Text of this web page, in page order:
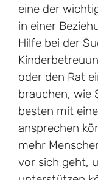
eine der
in einer
Hilfe bei der
oder den Rat
brauchen, wie
besten mit
ansprechen
mehr
vor sich geht,